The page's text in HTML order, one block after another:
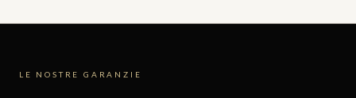
LE NOSTRE GARANZIE